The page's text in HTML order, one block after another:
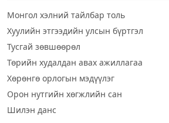
Монгол хэлний тайлбар толь
Хуулийн этгээдийн улсын бүртгэл
Тусгай зөвшөөрөл
Төрийн худалдан авах ажиллагаа
Хөрөнгө орлогын мэдүүлэг
Орон нутгийн хөгжлийн сан
Шилэн данс